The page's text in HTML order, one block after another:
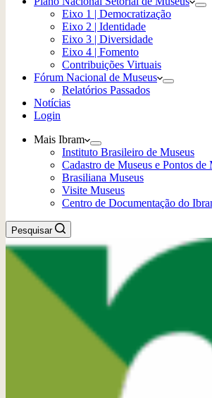
Eixo 1 | Democratização
Eixo 2 | Identidade
Eixo 3 | Diversidade
Eixo 4 | Fomento
Contribuições Virtuais
Fórum Nacional de Museus
Relatórios Passados
Notícias
Login
Mais Ibram
Instituto Brasileiro de Museus
Cadastro de Museus e Pontos de
Brasiliana Museus
Visite Museus
Centro de Documentação do
Pesquisar